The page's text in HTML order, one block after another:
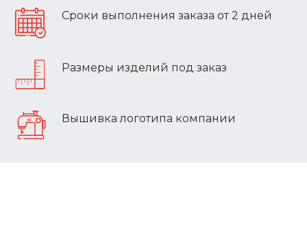
Сроки выполнения заказа от 2 дней
Размеры изделий под заказ
Вышивка логотипа компании